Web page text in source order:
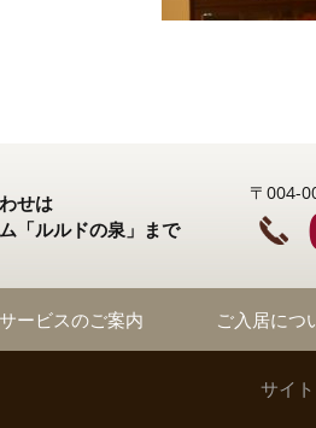
せは
「ルルドの泉」まで
〒004-
サービスのご案内 ご入居につ
サイ